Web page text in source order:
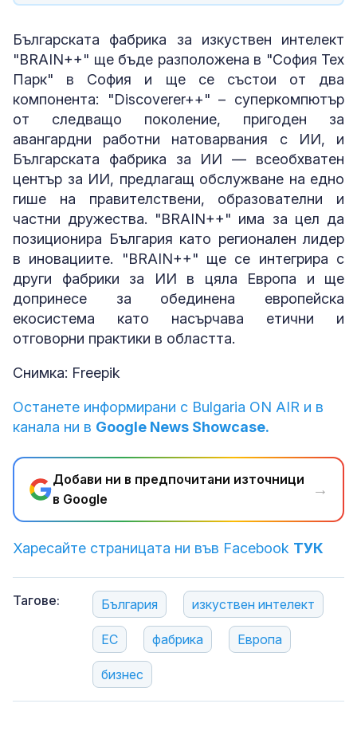
Българската фабрика за изкуствен интелект
"BRAIN++" ще бъде разположена в "София Тех
Парк" в София и ще се състои от два
компонента: "Discoverer++" – суперкомпютър
от следващо поколение, пригоден за
авангардни работни натоварвания с ИИ, и
Българската фабрика за ИИ — всеобхватен
център за ИИ, предлагащ обслужване на едно
гише на правителствени, образователни и
частни дружества. "BRAIN++" има за цел да
позиционира България като регионален лидер
в иновациите. "BRAIN++" ще се интегрира с
други фабрики за ИИ в цяла Европа и ще
допринесе за обединена европейска
екосистема като насърчава етични и
отговорни практики в областта.
Снимка: Freepik
Останете информирани с Bulgaria ON AIR и в
канала ни в Google News Showcase.
Добави ни в предпочитани източници
в Google
→
Харесайте страницата ни във Facebook ТУК
Тагове: България изкуствен интелект
ЕС фабрика Европа
бизнес